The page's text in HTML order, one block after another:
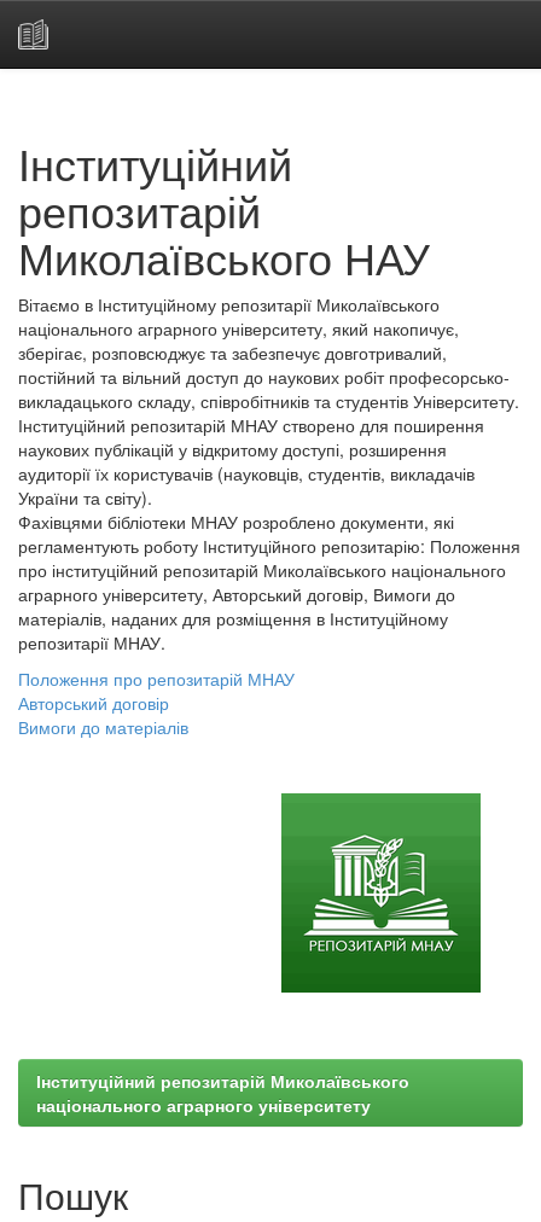
Інституційний
репозитарій
Миколаївського НАУ
Вітаємо в Інституційному репозитарії Миколаївського
національного аграрного університету, який накопичує,
зберігає, розповсюджує та забезпечує довготривалий,
постійний та вільний доступ до наукових робіт професорсько-
викладацького складу, співробітників та студентів Університету.
Інституційний репозитарій МНАУ створено для поширення
наукових публікацій у відкритому доступі, розширення
аудиторії їх користувачів (науковців, студентів, викладачів
України та світу).
Фахівцями бібліотеки МНАУ розроблено документи, які
регламентують роботу Інституційного репозитарію: Положення
про інституційний репозитарій Миколаївського національного
аграрного університету, Авторський договір, Вимоги до
матеріалів, наданих для розміщення в Інституційному
репозитарії МНАУ.
Положення про репозитарій МНАУ
Авторський договір
Вимоги до матеріалів
Інституційний репозитарій Миколаївського
національного аграрного університету
Пошук